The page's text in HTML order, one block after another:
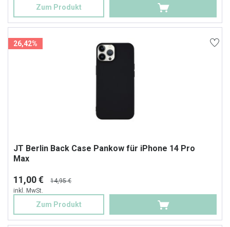
Zum Produkt
26,42%
JT Berlin Back Case Pankow für iPhone 14 Pro
Max
11,00 €
14,95 €
inkl. MwSt.
Zum Produkt